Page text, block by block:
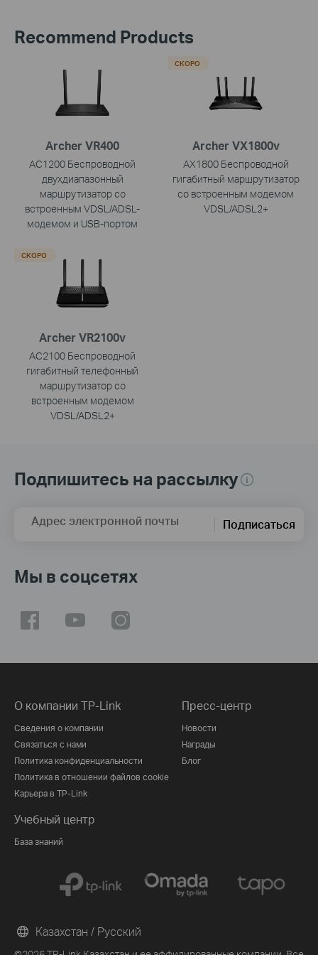
Recommend Products
Archer VR400
AC1200 Беспроводной
двухдиапазонный
маршрутизатор со
встроенным VDSL/ADSL-
модемом и USB-портом
Archer VX1800v
AX1800 Беспроводной
гигабитный маршрутизатор
со встроенным модемом
VDSL/ADSL2+
СКОРО
Archer VR2100v
AC2100 Беспроводной
гигабитный телефонный
маршрутизатор со
встроенным модемом
VDSL/ADSL2+
СКОРО
Подпишитесь на рассылку
Адрес электронной почты Подписаться
Мы в соцсетях
О компании TP-Link
Сведения о компании
Связаться с нами
Политика конфиденциальности
Политика в отношении файлов cookie
Карьера в TP-Link
Пресс-центр
Новости
Награды
Блог
Учебный центр
База знаний
Казахстан / Русский